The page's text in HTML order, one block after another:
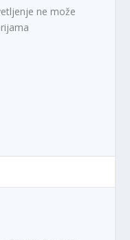
ne može